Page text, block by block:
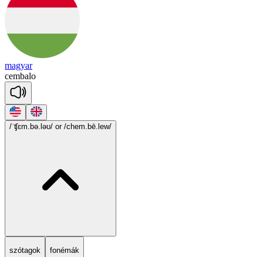
magyar
cembalo
/ˈʧɛm.bə.ləʊ/ or /chem.bē.lew/
szótagok fonémák